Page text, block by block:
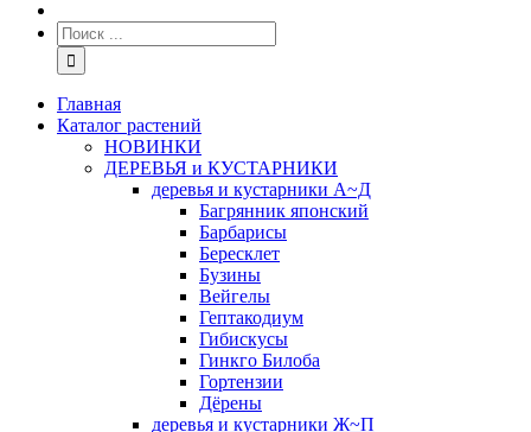
Главная
Каталог растений
НОВИНКИ
ДЕРЕВЬЯ и КУСТАРНИКИ
деревья и кустарники А~Д
Багрянник японский
Барбарисы
Бересклет
Бузины
Вейгелы
Гептакодиум
Гибискусы
Гинкго Билоба
Гортензии
Дёрены
деревья и кустарники Ж~П